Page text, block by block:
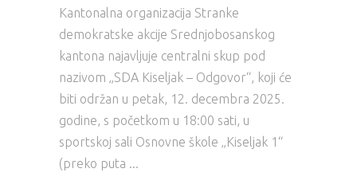
Kantonalna organizacija Stranke
demokratske akcije Srednjobosanskog
kantona najavljuje centralni skup pod
nazivom „SDA Kiseljak – Odgovor“, koji će
biti održan u petak, 12. decembra 2025.
godine, s početkom u 18:00 sati, u
sportskoj sali Osnovne škole „Kiseljak 1“
(preko puta